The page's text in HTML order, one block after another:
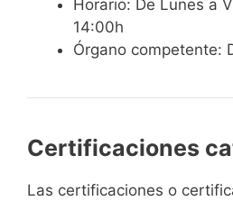
Horario: De Lunes a
14:00h
Órgano competente:
Certificaciones
Las certificaciones o